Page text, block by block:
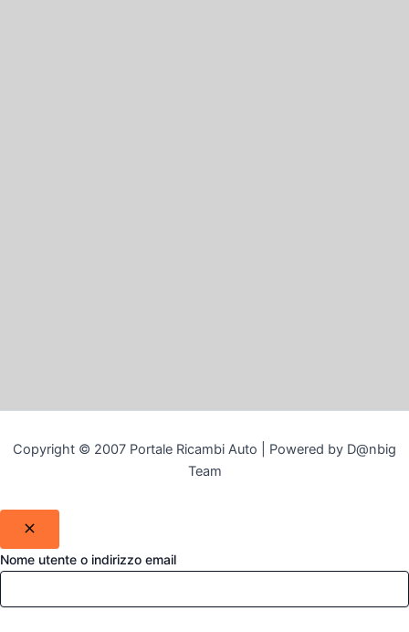
Copyright © 2007 Portale Ricambi Auto | Powered by D@nbig
Team
Nome utente o indirizzo email